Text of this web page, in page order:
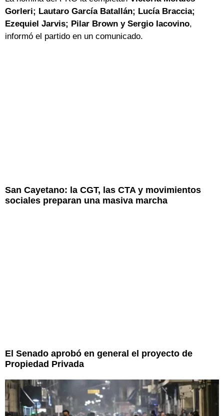
Gorleri; Lautaro García Batallán; Lucía Braccia;
Ezequiel Jarvis; Pilar Brown y Sergio Iacovino,
informó el partido en un comunicado.
San Cayetano: la CGT, las CTA y movimientos
sociales preparan una masiva marcha
El Senado aprobó en general el proyecto de
Propiedad Privada